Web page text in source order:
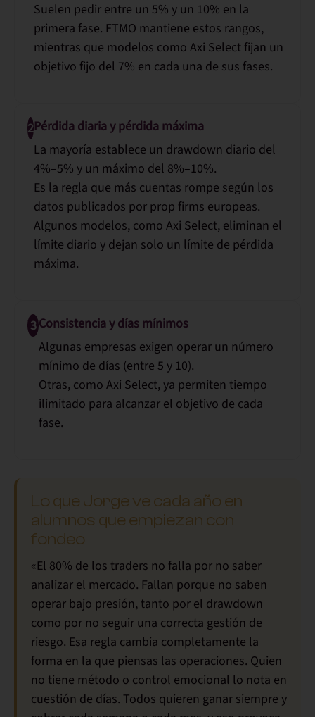
Suelen pedir entre un 5% y un 10% en la
primera fase. FTMO mantiene estos rangos,
mientras que modelos como Axi Select fijan un
objetivo fijo del 7% en cada una de sus fases.
2Pérdida diaria y pérdida máxima
La mayoría establece un drawdown diario del
4%–5% y un máximo del 8%–10%.
Es la regla que más cuentas rompe según los
datos publicados por prop firms europeas.
Algunos modelos, como Axi Select, eliminan el
límite diario y dejan solo un límite de pérdida
máxima.
3Consistencia y días mínimos
Algunas empresas exigen operar un número
mínimo de días (entre 5 y 10).
Otras, como Axi Select, ya permiten tiempo
ilimitado para alcanzar el objetivo de cada
fase.
Lo que Jorge ve cada año en
alumnos que empiezan con
fondeo
«El 80% de los traders no falla por no saber
analizar el mercado. Fallan porque no saben
operar bajo presión, tanto por el drawdown
como por no seguir una correcta gestión de
riesgo. Esa regla cambia completamente la
forma en la que piensas las operaciones. Quien
no tiene método o control emocional lo nota en
cuestión de días. Todos quieren ganar siempre y